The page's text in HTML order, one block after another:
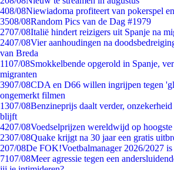
408/08Niewiadoma profiteert van pokerspel
3508/08Random Pics van de Dag #1979
2707/08Italië hindert reizigers uit Spanje na
2407/08Vier aanhoudingen na
van Breda
1107/08Smokkelbende opgerold in Spanje,
migranten
3907/08CDA en D66 willen ingrijpen tegen
ongemerkt filmen
1307/08Benzineprijs daalt verder,
blijft
4207/08Voedselprijzen wereldwijd op
2307/08Quake krijgt na 30 jaar een gratis
207/08De FOK!Voetbalmanager 2026/2027 is
7107/08Meer agressie tegen een